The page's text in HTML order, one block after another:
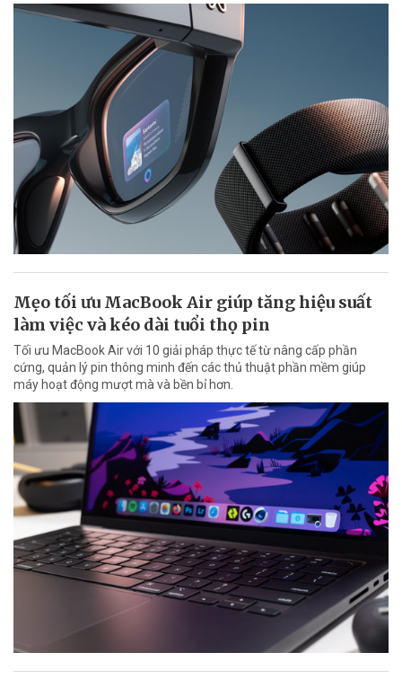
Mẹo tối ưu MacBook Air giúp tăng hiệu suất
làm việc và kéo dài tuổi thọ pin
Tối ưu MacBook Air với 10 giải pháp thực tế từ nâng cấp phần
cứng, quản lý pin thông minh đến các thủ thuật phần mềm giúp
máy hoạt động mượt mà và bền bỉ hơn.